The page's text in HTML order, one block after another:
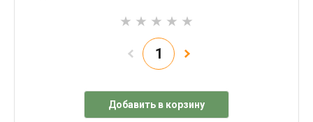
Добавить в корзину